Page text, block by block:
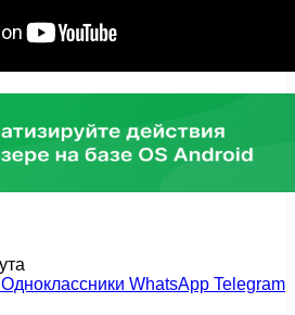
Одноклассники WhatsApp Telegram